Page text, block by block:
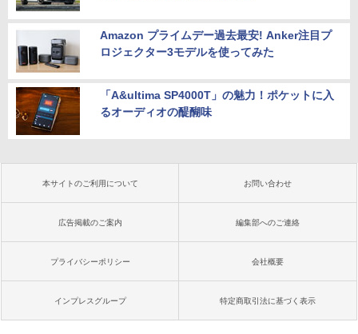
Amazon プライムデー過去最安! Anker注目プ
ロジェクター3モデルを使ってみた
「A&ultima SP4000T」の魅力！ポケットに入
るオーディオの醍醐味
本サイトのご利用について お問い合わせ
広告掲載のご案内 編集部へのご連絡
プライバシーポリシー 会社概要
インプレスグループ 特定商取引法に基づく表示